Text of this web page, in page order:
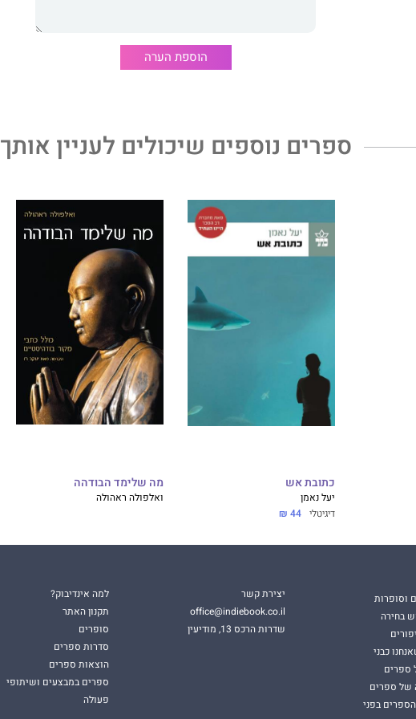
הוספת הערה
ספרים נוספים שיכולים לעניין אותך
כתובת אש
יעל נאמן
דיגיטלי 44 ₪
מה שלימד הבודהה
ואלפולה ראהולה
וסופרות
בחירה
כבני
ספרים
של ספרים
בפני
יצירת קשר
office@indiebook.co.il
שדרות הרכס 13, מודיעין
למה אינדיבוק?
תקנון האתר
סופרים
סדרות ספרים
הוצאות ספרים
ספרים במבצעים ושיתופי
פעולה